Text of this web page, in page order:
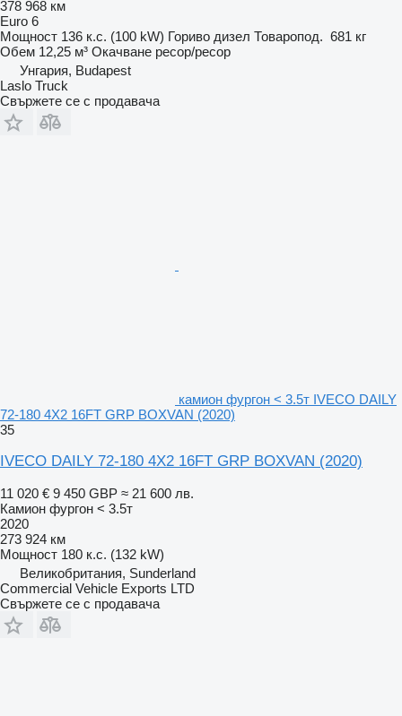
378 968 км
Euro 6
Мощност 136 к.с. (100 kW) Гориво дизел Товаропод. 681 кг
Обем 12,25 м³ Окачване ресор/ресор
Унгария, Budapest
Laslo Truck
Свържете се с продавача
камион фургон < 3.5т IVECO DAILY
72-180 4X2 16FT GRP BOXVAN (2020)
35
IVECO DAILY 72-180 4X2 16FT GRP BOXVAN (2020)
11 020 € 9 450 GBP ≈ 21 600 лв.
Камион фургон < 3.5т
2020
273 924 км
Мощност 180 к.с. (132 kW)
Великобритания, Sunderland
Commercial Vehicle Exports LTD
Свържете се с продавача